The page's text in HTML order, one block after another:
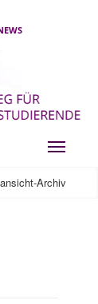
Toggle
Archiv